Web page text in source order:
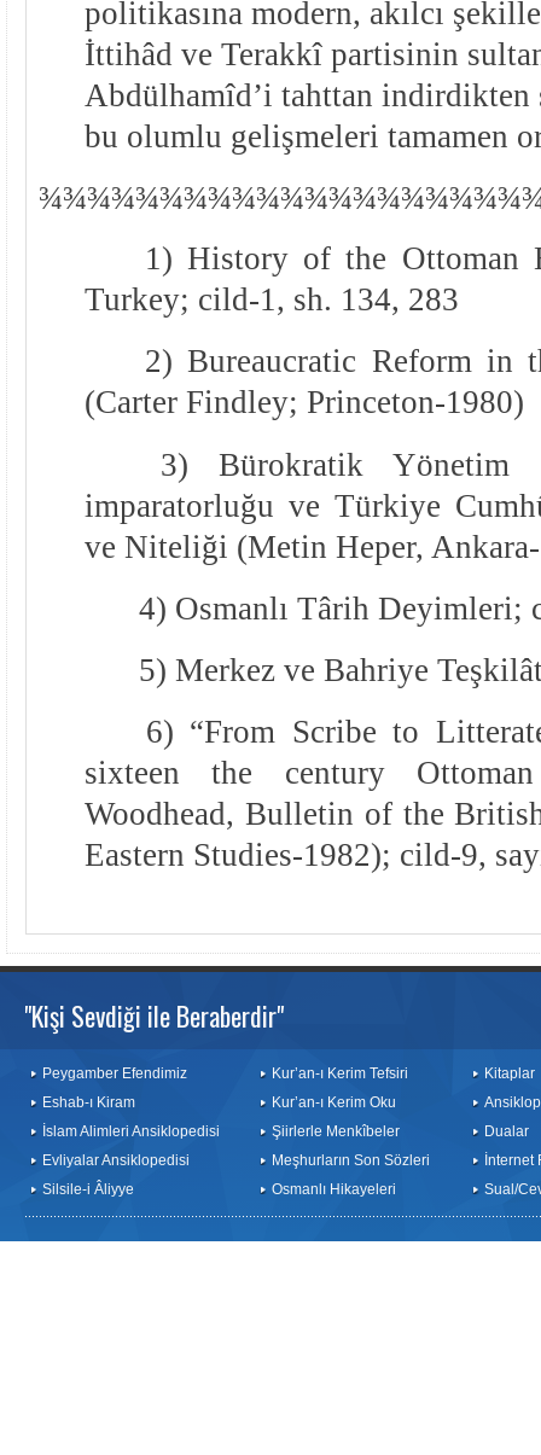
politikasına modern, akılcı
İttihâd ve Terakkî partisinin
Abdülhamîd’i tahttan
bu olumlu gelişmeleri tamamen
¾¾
1) History of the Ottoman
Turkey; cild-1, sh. 134, 283
2) Bureaucratic Reform in
(Carter Findley; Princeton-1980)
3) Bürokratik Yönetim
imparatorluğu ve Türkiye
ve Niteliği (Metin Heper,
4) Osmanlı Târih Deyimleri;
5) Merkez ve Bahriye
6) “From Scribe to
sixteen the century
Woodhead, Bulletin of the
Eastern Studies-1982); cild-9,
"Kişi Sevdiği ile Beraberdir"
Peygamber Efendimiz
Eshab-ı Kiram
İslam Alimleri Ansiklopedisi
Evliyalar Ansiklopedisi
Silsile-i Âliyye
Kur’an-ı Kerim Tefsiri
Kur’an-ı Kerim Oku
Şiirlerle Menkîbeler
Meşhurların Son Sözleri
Osmanlı Hikayeleri
Kitaplar
Dualar
İnternet
Sual/